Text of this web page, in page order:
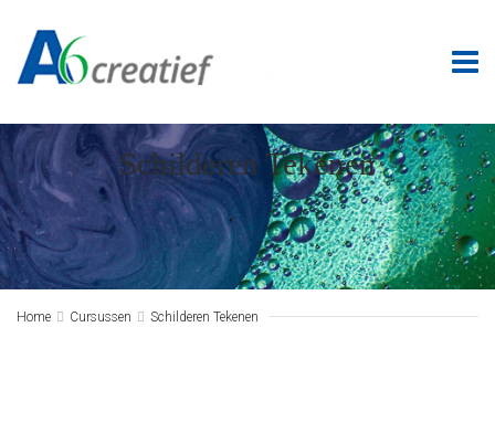
Schilderen Tekenen
Home  Cursussen  Schilderen Tekenen